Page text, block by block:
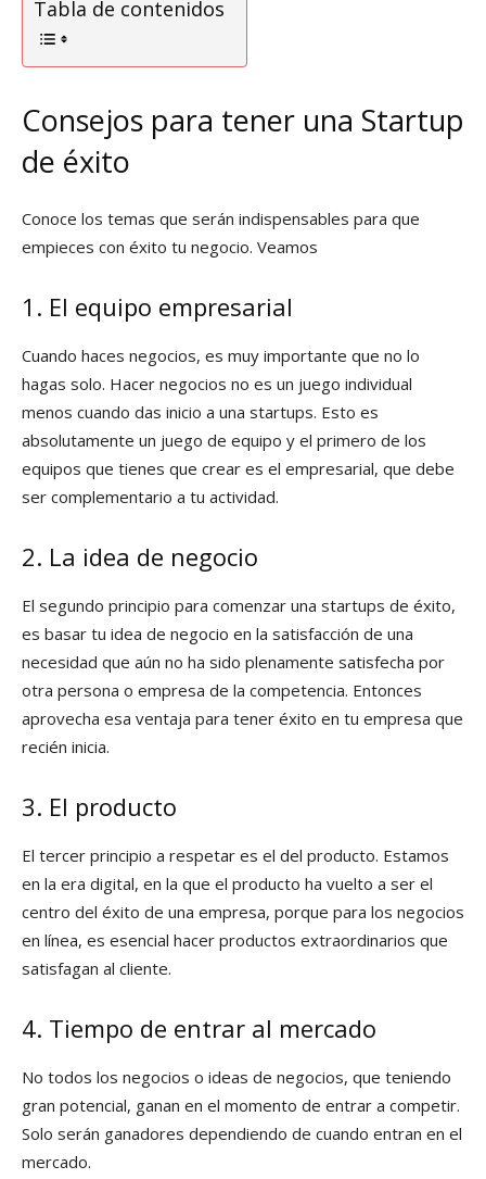
Tabla de contenidos
Consejos para tener una Startup
de éxito
Conoce los temas que serán indispensables para que
empieces con éxito tu negocio. Veamos
1. El equipo empresarial
Cuando haces negocios, es muy importante que no lo
hagas solo. Hacer negocios no es un juego individual
menos cuando das inicio a una startups. Esto es
absolutamente un juego de equipo y el primero de los
equipos que tienes que crear es el empresarial, que debe
ser complementario a tu actividad.
2. La idea de negocio
El segundo principio para comenzar una startups de éxito,
es basar tu idea de negocio en la satisfacción de una
necesidad que aún no ha sido plenamente satisfecha por
otra persona o empresa de la competencia. Entonces
aprovecha esa ventaja para tener éxito en tu empresa que
recién inicia.
3. El producto
El tercer principio a respetar es el del producto. Estamos
en la era digital, en la que el producto ha vuelto a ser el
centro del éxito de una empresa, porque para los negocios
en línea, es esencial hacer productos extraordinarios que
satisfagan al cliente.
4. Tiempo de entrar al mercado
No todos los negocios o ideas de negocios, que teniendo
gran potencial, ganan en el momento de entrar a competir.
Solo serán ganadores dependiendo de cuando entran en el
mercado.